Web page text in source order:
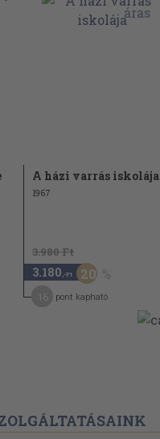
A házi varrás iskolája
1967
3.980 Ft
3.180 ,-Ft 20
pont kapható